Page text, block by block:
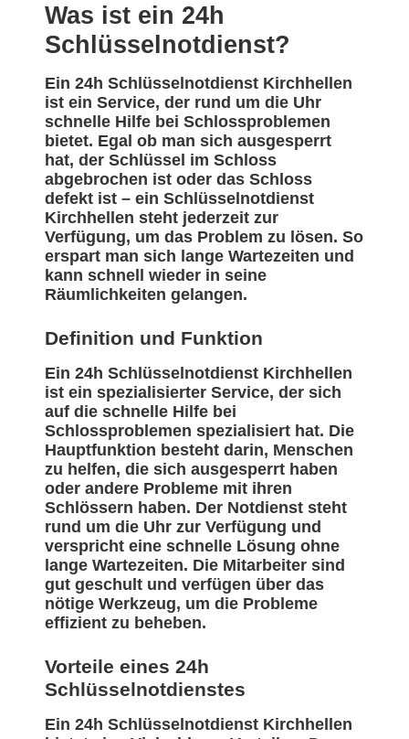
Was ist ein 24h
Schlüsselnotdienst?
Ein 24h Schlüsselnotdienst Kirchhellen
ist ein Service, der rund um die Uhr
schnelle Hilfe bei Schlossproblemen
bietet. Egal ob man sich ausgesperrt
hat, der Schlüssel im Schloss
abgebrochen ist oder das Schloss
defekt ist – ein Schlüsselnotdienst
Kirchhellen steht jederzeit zur
Verfügung, um das Problem zu lösen. So
erspart man sich lange Wartezeiten und
kann schnell wieder in seine
Räumlichkeiten gelangen.
Definition und Funktion
Ein 24h Schlüsselnotdienst Kirchhellen
ist ein spezialisierter Service, der sich
auf die schnelle Hilfe bei
Schlossproblemen spezialisiert hat. Die
Hauptfunktion besteht darin, Menschen
zu helfen, die sich ausgesperrt haben
oder andere Probleme mit ihren
Schlössern haben. Der Notdienst steht
rund um die Uhr zur Verfügung und
verspricht eine schnelle Lösung ohne
lange Wartezeiten. Die Mitarbeiter sind
gut geschult und verfügen über das
nötige Werkzeug, um die Probleme
effizient zu beheben.
Vorteile eines 24h
Schlüsselnotdienstes
Ein 24h Schlüsselnotdienst Kirchhellen